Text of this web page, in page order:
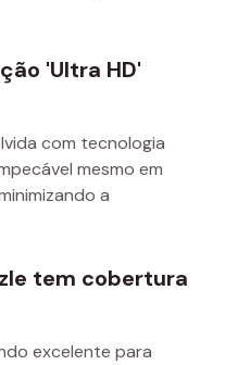
'Ultra HD'
com tecnologia
mesmo em
a
tem cobertura
excelente para